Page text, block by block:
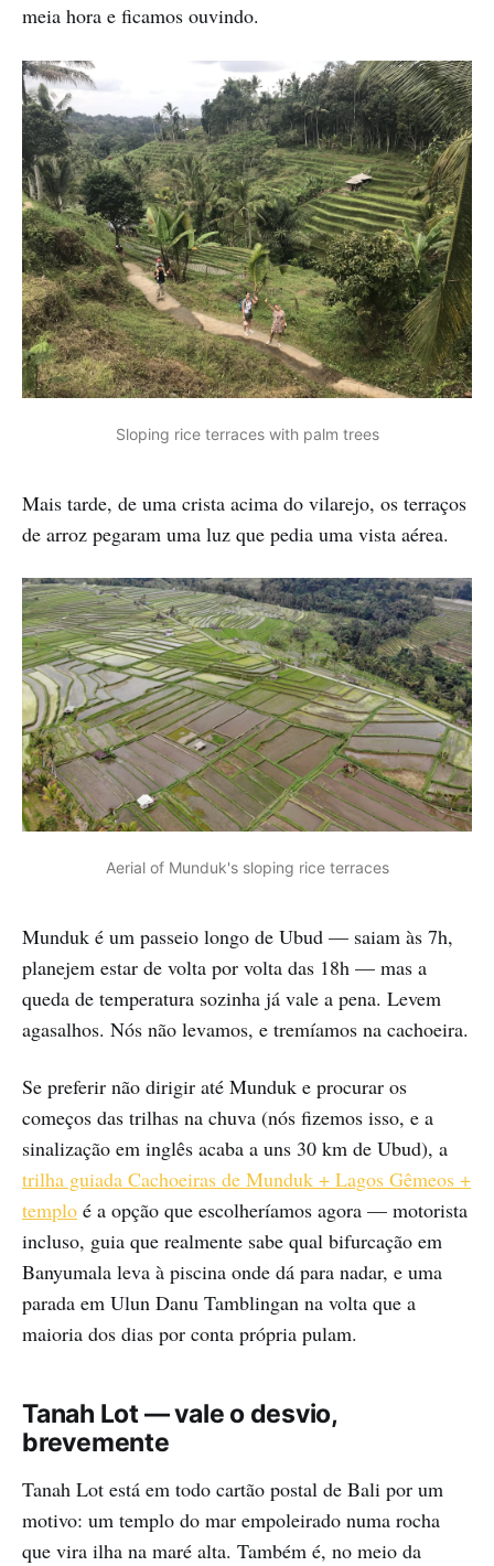
meia hora e ficamos ouvindo.
Sloping rice terraces with palm trees
Mais tarde, de uma crista acima do vilarejo, os terraços
de arroz pegaram uma luz que pedia uma vista aérea.
Aerial of Munduk's sloping rice terraces
Munduk é um passeio longo de Ubud — saiam às 7h,
planejem estar de volta por volta das 18h — mas a
queda de temperatura sozinha já vale a pena. Levem
agasalhos. Nós não levamos, e tremíamos na cachoeira.
Se preferir não dirigir até Munduk e procurar os
começos das trilhas na chuva (nós fizemos isso, e a
sinalização em inglês acaba a uns 30 km de Ubud), a
trilha guiada Cachoeiras de Munduk + Lagos Gêmeos +
templo é a opção que escolheríamos agora — motorista
incluso, guia que realmente sabe qual bifurcação em
Banyumala leva à piscina onde dá para nadar, e uma
parada em Ulun Danu Tamblingan na volta que a
maioria dos dias por conta própria pulam.
Tanah Lot — vale o desvio,
brevemente
Tanah Lot está em todo cartão postal de Bali por um
motivo: um templo do mar empoleirado numa rocha
que vira ilha na maré alta. Também é, no meio da